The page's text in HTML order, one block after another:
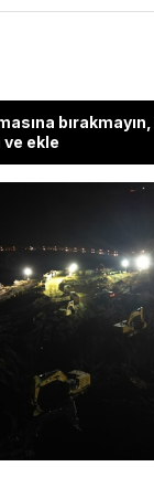
ve ekle
İliç'teki maden
Kurumu Genel
ve Arama
ve Petrol
görevden alındı.